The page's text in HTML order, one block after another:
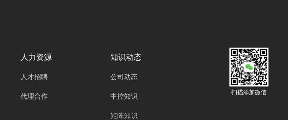
人力资源
人才招聘
代理合作
知识动态
公司动态
中控知识
矩阵知识
扫描添加微信